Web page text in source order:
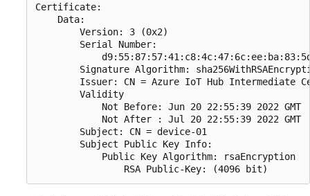
Certificate:
    Data:
        Version: 3 (0x2)
        Serial Number:
Signature Algorithm:
Issuer: CN = Azure IoT Hub Intermediate
        Validity
            Not Before: Jun 20 22:55:39 2022 GMT
            Not After : Jul 20 22:55:39 2022 GMT
        Subject: CN = device-01
        Subject Public Key Info:
            Public Key Algorithm: rsaEncryption